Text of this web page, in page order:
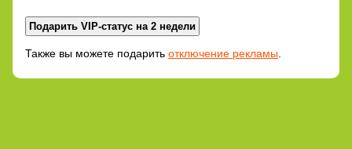
Также вы можете подарить отключение рекламы